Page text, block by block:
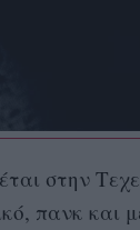
στην
πανκ και